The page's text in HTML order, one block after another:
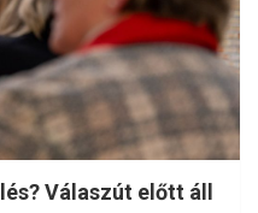
Válaszút előtt áll